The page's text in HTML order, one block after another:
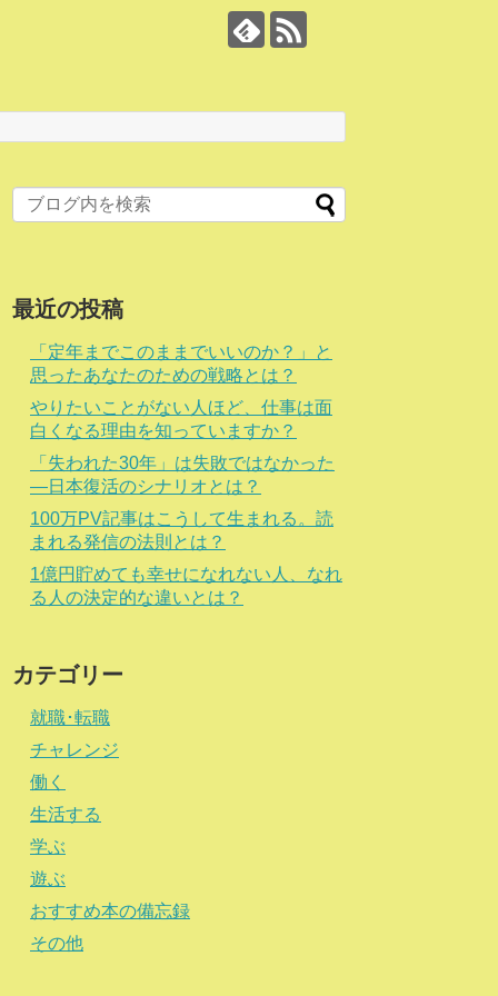
最近の投稿
「定年までこのままでいいのか？」と
思ったあなたのための戦略とは？
やりたいことがない人ほど、仕事は面
白くなる理由を知っていますか？
「失われた30年」は失敗ではなかった
―日本復活のシナリオとは？
100万PV記事はこうして生まれる。読
まれる発信の法則とは？
1億円貯めても幸せになれない人、なれ
る人の決定的な違いとは？
カテゴリー
就職･転職
チャレンジ
働く
生活する
学ぶ
遊ぶ
おすすめ本の備忘録
その他